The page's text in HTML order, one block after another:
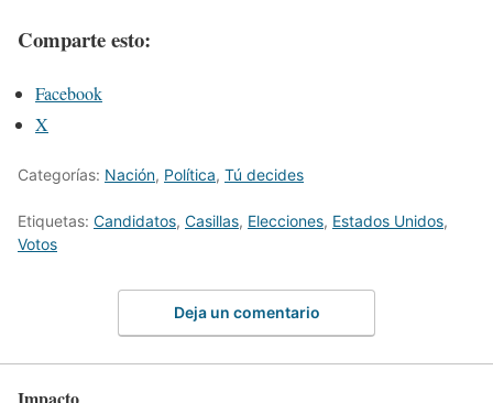
Comparte esto:
Facebook
X
Categorías: Nación, Política, Tú decides
Etiquetas: Candidatos, Casillas, Elecciones, Estados Unidos,
Votos
Deja un comentario